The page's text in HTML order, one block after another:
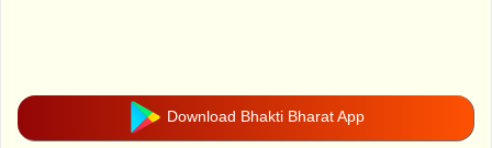
Download Bhakti Bharat App